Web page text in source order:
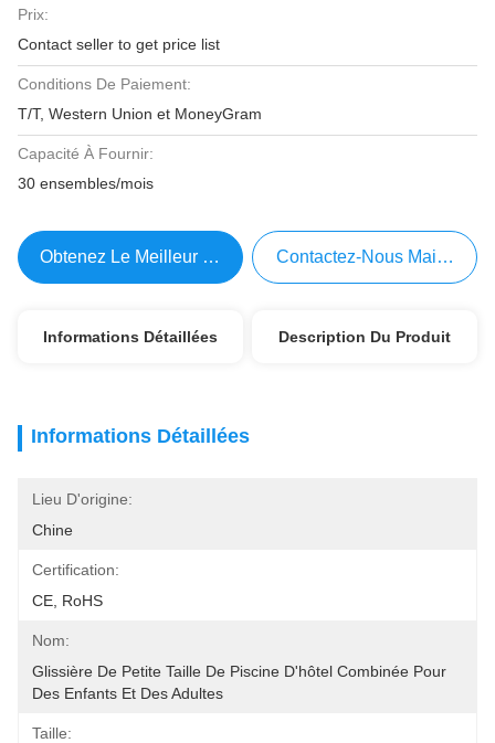
Prix:
Contact seller to get price list
Conditions De Paiement:
T/T, Western Union et MoneyGram
Capacité À Fournir:
30 ensembles/mois
Obtenez Le Meilleur Prix Contactez-Nous Maintenant
Informations Détaillées Description Du Produit
Informations Détaillées
Lieu D'origine:
Chine
Certification:
CE, RoHS
Nom:
Glissière De Petite Taille De Piscine D'hôtel Combinée Pour
Des Enfants Et Des Adultes
Taille: